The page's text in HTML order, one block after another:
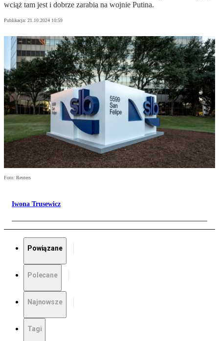
wciąż tam jest i dobrze zarabia na wojnie Putina.
Publikacja: 21.10.2024 10:59
Foto: Reuters
Iwona Trusewicz
Powiązane
Polecane
Najnowsze
Tagi